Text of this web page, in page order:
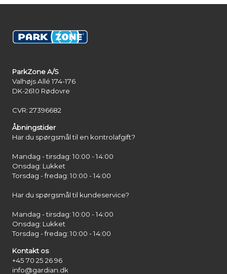
ParkZone A/S
Valhøjs Allé 174-176
DK-2610 Rødovre
CVR: 27396682
Åbningstider
Har du spørgsmål til en kontrolafgift?
Mandag - tirsdag: 10:00 - 14:00
Onsdag: Lukket
Torsdag - fredag: 10:00 - 14:00
Har du spørgsmål til kundeservice?
Mandag - tirsdag: 10:00 - 14:00
Onsdag: Lukket
Torsdag - fredag: 10:00 - 14:00
Kontakt os
+45 70 25 26 96
info@gardian.dk